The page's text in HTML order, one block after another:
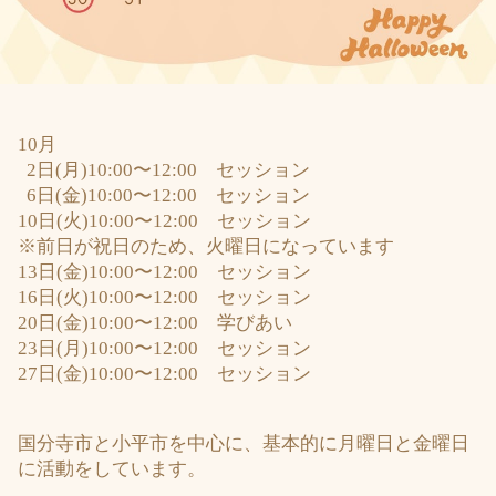
10 月
2 日 ( 月 )10:00〜12:00 セッション
6 日 (金)10:00〜12:00 セッション
10 日 (火)10:00〜12:00 セッション
※前日が祝日のため、火曜日になっています
13 日 (金)10:00〜12:00 セッション
16 日 (火)10:00〜12:00 セッション
20 日 (金)10:00〜12:00 学びあい
23 日 ( 月 )10:00〜12:00 セッション
27 日 (金)10:00〜12:00 セッション
国分寺市と小平市を中心に、基本的に月曜日と金曜日
に活動をしています。